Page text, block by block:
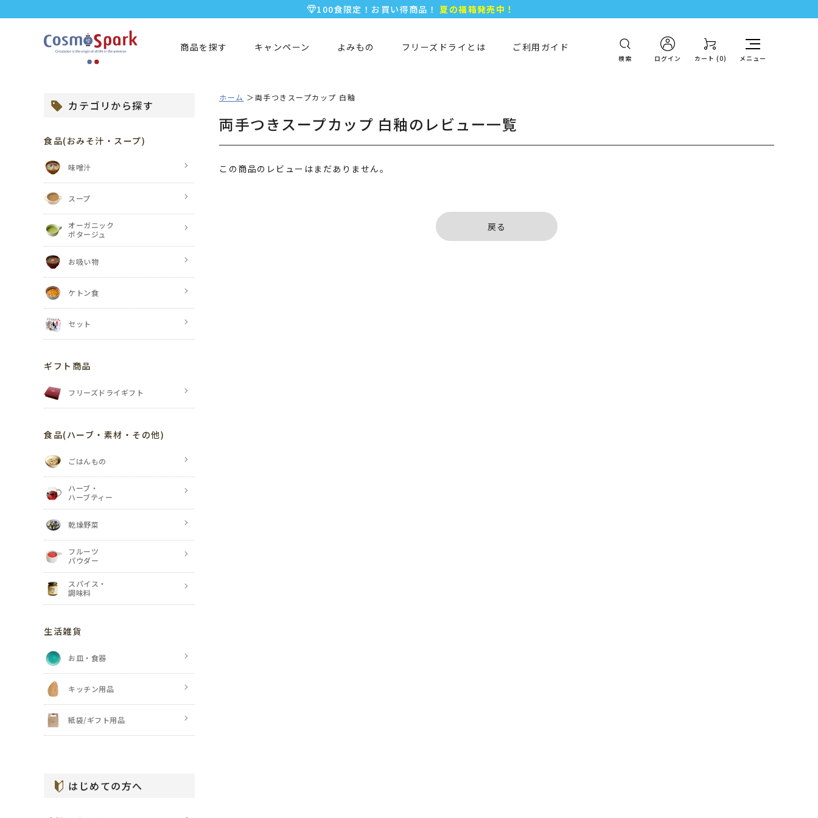
100食限定！お買い得商品！ 夏の福箱発売中！
新規会員登録で今すぐ使える 500ポイント プレゼント！
商品を探す キャンペーン よみもの フリーズドライとは ご利用ガイド
検索 ログイン カート (0) メニュー
ホーム 両手つきスープカップ 白釉
両手つきスープカップ 白釉のレビュー一覧
この商品のレビューはまだありません。
戻る
カテゴリから探す
食品(おみそ汁・スープ)
味噌汁
スープ
オーガニック
ポタージュ
お吸い物
ケトン食
セット
ギフト商品
フリーズドライギフト
食品(ハーブ・素材・その他)
ごはんもの
ハーブ・
ハーブティー
乾燥野菜
フルーツ
パウダー
スパイス・
調味料
生活雑貨
お皿・食器
キッチン用品
紙袋/ギフト用品
はじめての方へ